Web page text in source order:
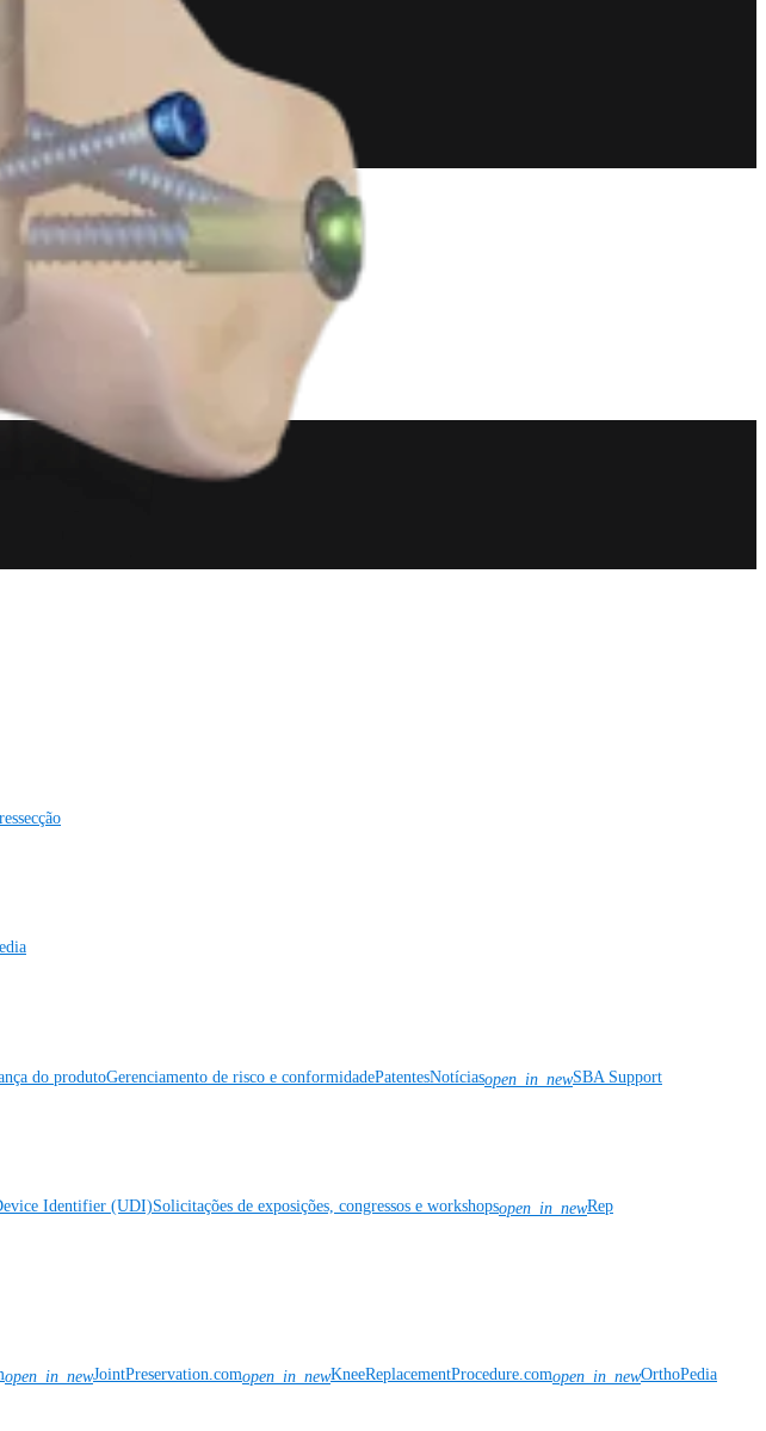
do produtoGerenciamento de risco e conformidadePatentesNotíciasopen_in_newSBA Support
Identifier (UDI)Solicitações de exposições, congressos e workshopsopen_in_newRep
open_in_newJointPreservation.comopen_in_newKneeReplacementProcedure.comopen_in_newOrthoPedia